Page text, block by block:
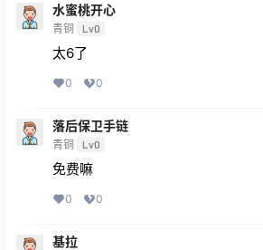
水蜜桃开心
青铜 Lv0
太6了
0 0
落后保卫手链
青铜 Lv0
免费嘛
0 0
基拉